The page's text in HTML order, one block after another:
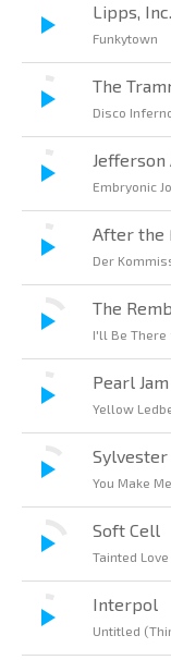
Lipps, Inc.
Funkytown
The
Disco
Embryonic
After the
Der
The
I'll Be There
Pearl Jam
Yellow
Sylvester
You Make
Soft Cell
Tainted Love
Interpol
Untitled